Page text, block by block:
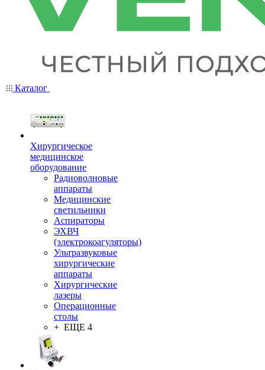
Каталог
Хирургическое
медицинское
оборудование
Радиоволновые
аппараты
Медицинские
светильники
Аспираторы
ЭХВЧ
(электрокоагуляторы)
Ультразвуковые
хирургические
аппараты
Хирургические
лазеры
Операционные
столы
+ ЕЩЕ 4